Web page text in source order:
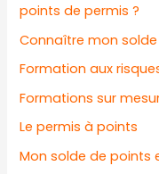
points de permis ?
Connaître mon
Formation aux
Formations sur
Le permis à points
Mon solde de points